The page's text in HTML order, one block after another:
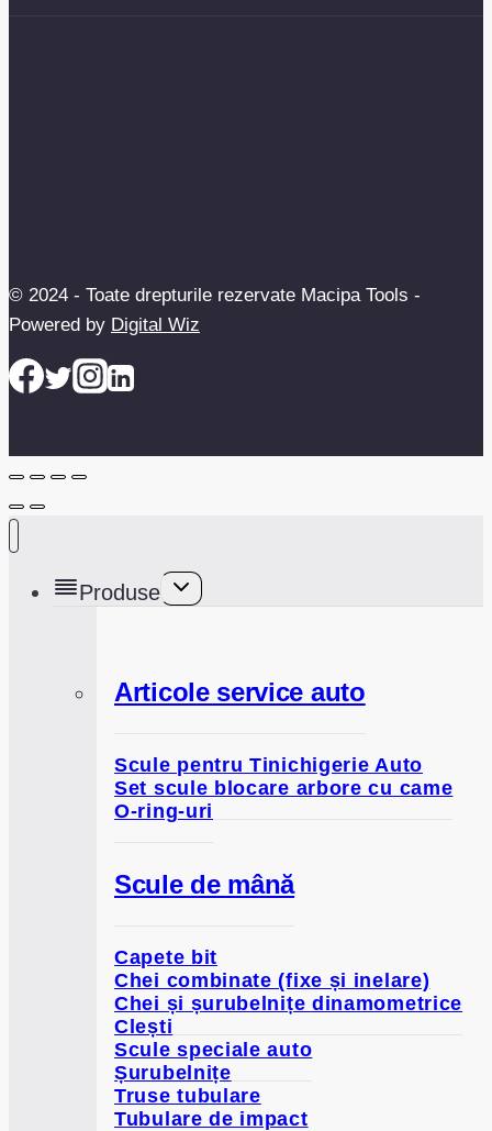
© 2024 - Toate drepturile rezervate Macipa Tools -
Powered by Digital Wiz
Produse
Toggle
Articole service auto
Scule pentru Tinichigerie Auto
Set scule blocare arbore cu came
O-ring-uri
Scule de mână
Capete bit
Chei combinate (fixe și inelare)
Chei și șurubelnițe dinamometrice
Clești
Scule speciale auto
Șurubelnițe
Truse tubulare
Tubulare de impact